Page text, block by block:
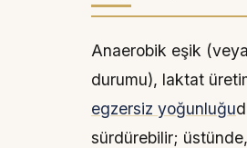
Anaerobik eşik
durumu), laktat
egzersiz yoğunluğu
sürdürebilir;